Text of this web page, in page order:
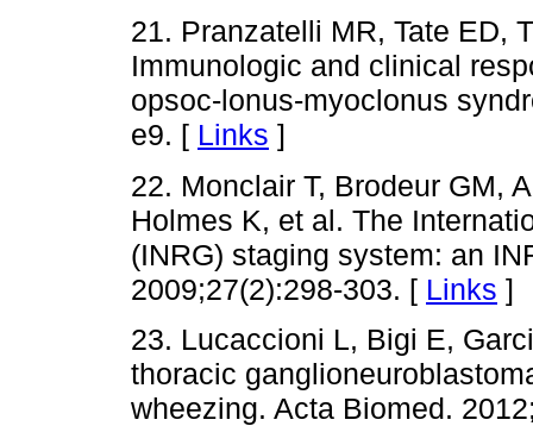
21. Pranzatelli MR, Tate ED,
Immunologic and clinical
opsoc-lonus-myoclonus
e9. [ Links ]
22. Monclair T, Brodeur GM,
Holmes K, et al. The
(INRG) staging system: an
2009;27(2):298-303. [ Links ]
23. Lucaccioni L, Bigi E,
thoracic
wheezing. Acta Biomed.